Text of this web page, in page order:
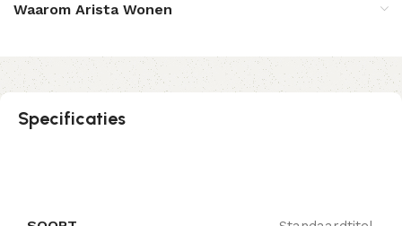
Waarom Arista Wonen
Specificaties